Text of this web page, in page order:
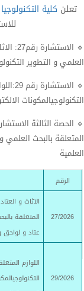
تعلن كلية التكنولوجيا
🔹
العلمي و التطوير
🔹
التكنولوجيالمكونات
المتعلقة بالبحث العلمي
العلمية
الرقم
27/2026
الاثاث و
المتعلقة
عتاد و لواحق
29/2026
اللوازم